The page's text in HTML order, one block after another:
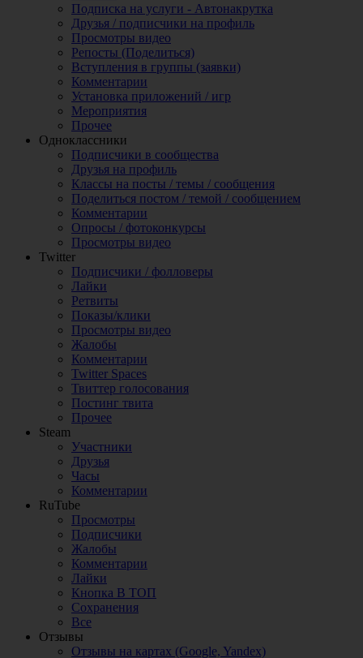
Подписка на услуги - Автонакрутка
Друзья / подписчики на профиль
Просмотры видео
Репосты (Поделиться)
Вступления в группы (заявки)
Комментарии
Установка приложений / игр
Мероприятия
Прочее
Одноклассники
Подписчики в сообщества
Друзья на профиль
Классы на посты / темы / сообщения
Поделиться постом / темой / сообщением
Комментарии
Опросы / фотоконкурсы
Просмотры видео
Twitter
Подписчики / фолловеры
Лайки
Ретвиты
Показы/клики
Просмотры видео
Жалобы
Комментарии
Twitter Spaces
Твиттер голосования
Постинг твита
Прочее
Steam
Участники
Друзья
Часы
Комментарии
RuTube
Просмотры
Подписчики
Жалобы
Комментарии
Лайки
Кнопка В ТОП
Сохранения
Все
Отзывы
Отзывы на картах (Google, Yandex)